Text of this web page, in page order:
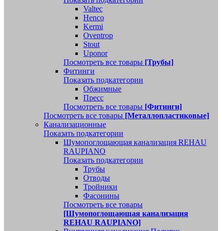
Valtec
Henco
Kermi
Oventrop
Stout
Uponor
Посмотреть все товары [Трубы]
Фитинги
Показать подкатегории
Обжимные
Пресс
Посмотреть все товары [Фитинги]
Посмотреть все товары [Металлопластиковые]
Канализационные
Показать подкатегории
Шумопоглощающая канализация REHAU
RAUPIANO
Показать подкатегории
Трубы
Отводы
Тройники
Фасонины
Посмотреть все товары
[Шумопоглощающая канализация
REHAU RAUPIANO]